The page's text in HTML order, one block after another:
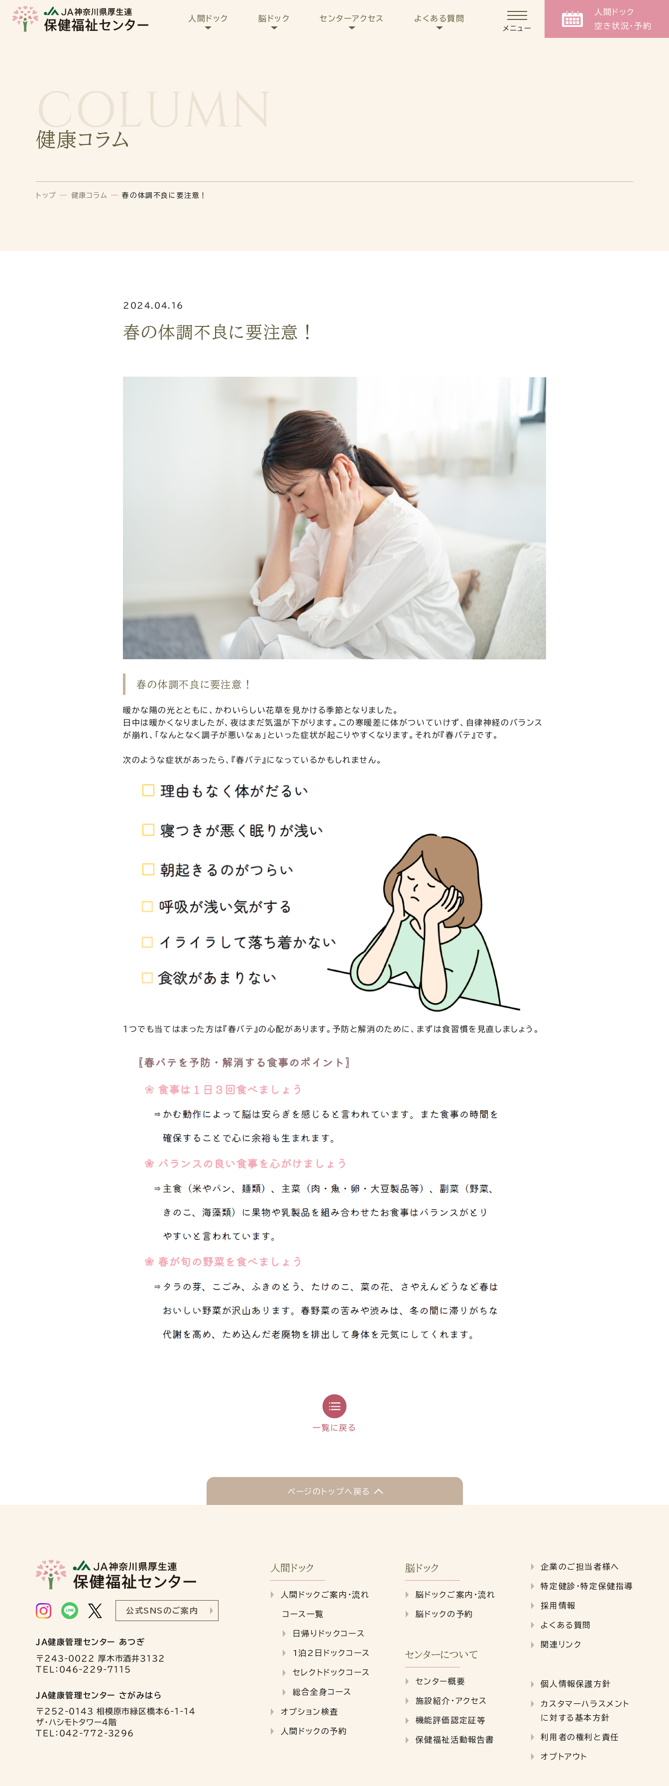
人間ドック 脳ドック センターアクセス よくある質問
メニュー
人間ドック
空き状況・予約
COLUMN
健康コラム
トップ — 健康コラム — 春の体調不良に要注意！
2024.04.16
春の体調不良に要注意！
春の体調不良に要注意！
暖かな陽の光とともに、かわいらしい花草を見かける季節となりました。
日中は暖かくなりましたが、夜はまだ気温が下がります。この寒暖差に体がついていけず、自律神経のバランス
が崩れ、「なんとなく調子が悪いなぁ」といった症状が起こりやすくなります。それが『春バテ』です。
次のような症状があったら、『春バテ』になっているかもしれません。
1つでも当てはまった方は『春バテ』の心配があります。予防と解消のために、まずは食習慣を見直しましょう。
一覧に戻る
ページのトップへ戻る
公式SNSのご案内
JA健康管理センター あつぎ
〒243-0022 厚木市酒井3132
TEL：046-229-7115
JA健康管理センター さがみはら
〒252-0143 相模原市緑区橋本6-1-14
ザ・ハシモトタワー4階
TEL：042-772-3296
人間ドック
人間ドックご案内・流れ
コース一覧
日帰りドックコース
1泊2日ドックコース
セレクトドックコース
総合全身コース
オプション検査
人間ドックの予約
脳ドック
脳ドックご案内・流れ
脳ドックの予約
センターについて
センター概要
施設紹介・アクセス
機能評価認定証等
保健福祉活動報告書
企業のご担当者様へ
特定健診・特定保健指導
採用情報
よくある質問
関連リンク
個人情報保護方針
カスタマーハラスメント
に対する基本方針
利用者の権利と責任
オプトアウト